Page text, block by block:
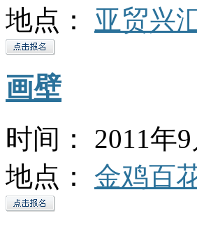
地点： 亚贸兴
画壁
时间： 2011年
地点： 金鸡百